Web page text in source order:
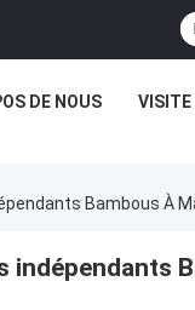
DE NOUS VISITE
Bambous À
indépendants